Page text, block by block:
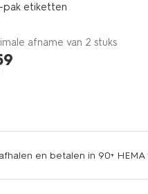
pak etiketten
afname van 2 stuks
afhalen en betalen in 90+ HEMA